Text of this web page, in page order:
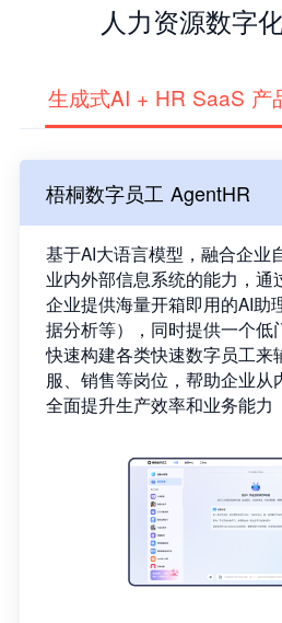
人力资源数字
生成式AI + HR SaaS 产
梧桐数字员工 AgentHR
基于AI大语言模型，融合企业
业内外部信息系统的能力，通
企业提供海量开箱即用的AI助
据分析等），同时提供一个低
快速构建各类快速数字员工来
服、销售等岗位，帮助企业从
全面提升生产效率和业务能力